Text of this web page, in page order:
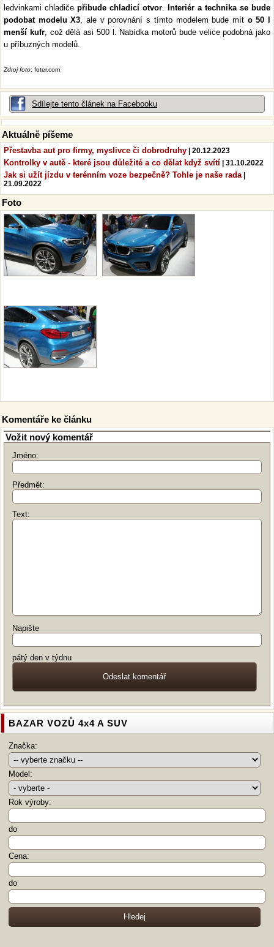
ledvinkami chladiče přibude chladicí otvor.
Interiér a technika se bude
podobat modelu X3, ale v porovnání s tímto modelem bude mít o 50 l
menší kufr, což dělá asi 500 l. Nabídka motorů bude velice podobná jako
u příbuzných modelů.
Zdroj foto: foter.com
Sdílejte tento článek na Facebooku
Aktuálně píšeme
Přestavba aut pro firmy, myslivce či dobrodruhy | 20.12.2023
Kontrolky v autě - které jsou důležité a co dělat když svítí | 31.10.2022
Jak si užít jízdu v terénním voze bezpečně? Tohle je naše rada|
21.09.2022
Foto
Komentáře ke článku
Vožit nový komentář
Jméno:
Předmět:
Text:
Napište
pátý den v týdnu
BAZAR VOZŮ 4x4 A SUV
Značka:
Model:
Rok výroby:
do
Cena:
do